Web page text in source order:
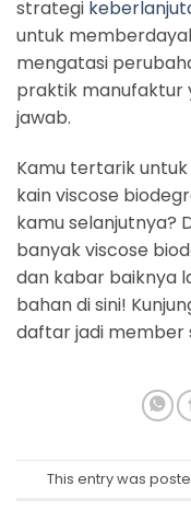
strategi
untuk
mengatasi
praktik manufaktur
jawab.
Kamu tertarik
kain viscose
kamu selanjutnya?
banyak viscose
dan kabar baiknya
bahan di sini!
daftar jadi member
This entry was